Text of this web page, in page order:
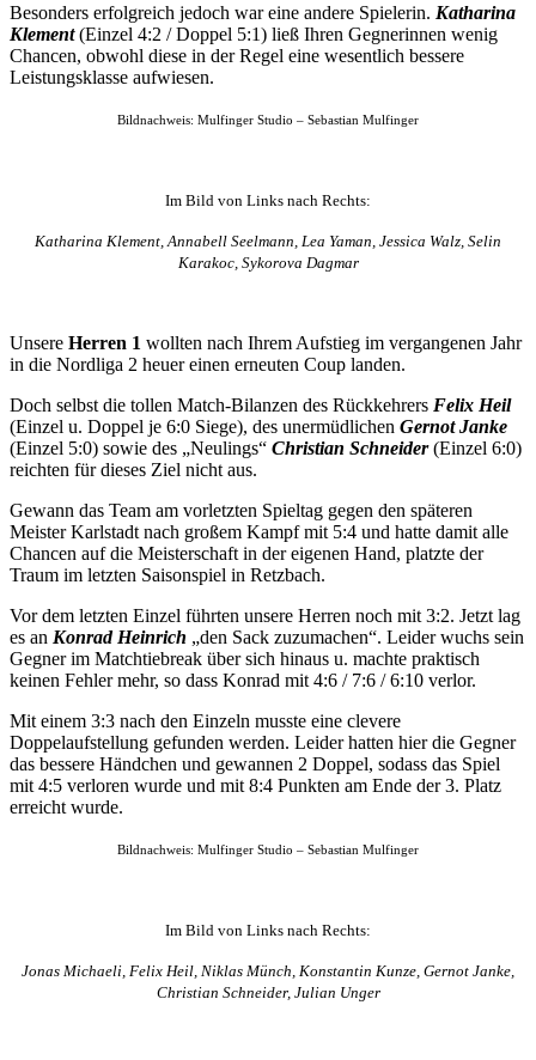
Besonders erfolgreich jedoch war eine andere Spielerin. Katharina
Klement(Einzel 4:2 / Doppel 5:1) ließ Ihren Gegnerinnen wenig
Chancen, obwohl diese in der Regel eine wesentlich bessere
Leistungsklasse aufwiesen.
Bildnachweis: Mulfinger Studio – Sebastian Mulfinger
Im Bild von Links nach Rechts:
Katharina Klement, Annabell Seelmann, Lea Yaman, Jessica Walz, Selin
Karakoc, Sykorova Dagmar
Unsere Herren 1 wollten nach Ihrem Aufstieg im vergangenen Jahr
in die Nordliga 2 heuer einen erneuten Coup landen.
Doch selbst die tollen Match-Bilanzen des Rückkehrers Felix Heil
(Einzel u. Doppel je 6:0 Siege), des unermüdlichen Gernot Janke
(Einzel 5:0) sowie des „Neulings“ Christian Schneider(Einzel 6:0)
reichten für dieses Ziel nicht aus.
Gewann das Team am vorletzten Spieltag gegen den späteren
Meister Karlstadt nach großem Kampf mit 5:4 und hatte damit alle
Chancen auf die Meisterschaft in der eigenen Hand, platzte der
Traum im letzten Saisonspiel in Retzbach.
Vor dem letzten Einzel führten unsere Herren noch mit 3:2. Jetzt lag
es an Konrad Heinrich „den Sack zuzumachen“. Leider wuchs sein
Gegner im Matchtiebreak über sich hinaus u. machte praktisch
keinen Fehler mehr, so dass Konrad mit 4:6 / 7:6 / 6:10 verlor.
Mit einem 3:3 nach den Einzeln musste eine clevere
Doppelaufstellung gefunden werden. Leider hatten hier die Gegner
das bessere Händchen und gewannen 2 Doppel, sodass das Spiel
mit 4:5 verloren wurde und mit 8:4 Punkten am Ende der 3. Platz
erreicht wurde.
Bildnachweis: Mulfinger Studio – Sebastian Mulfinger
Im Bild von Links nach Rechts:
Jonas Michaeli, Felix Heil, Niklas Münch, Konstantin Kunze, Gernot Janke,
Christian Schneider, Julian Unger